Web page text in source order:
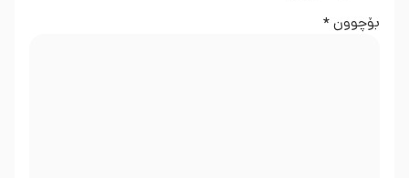
بۆچوون*